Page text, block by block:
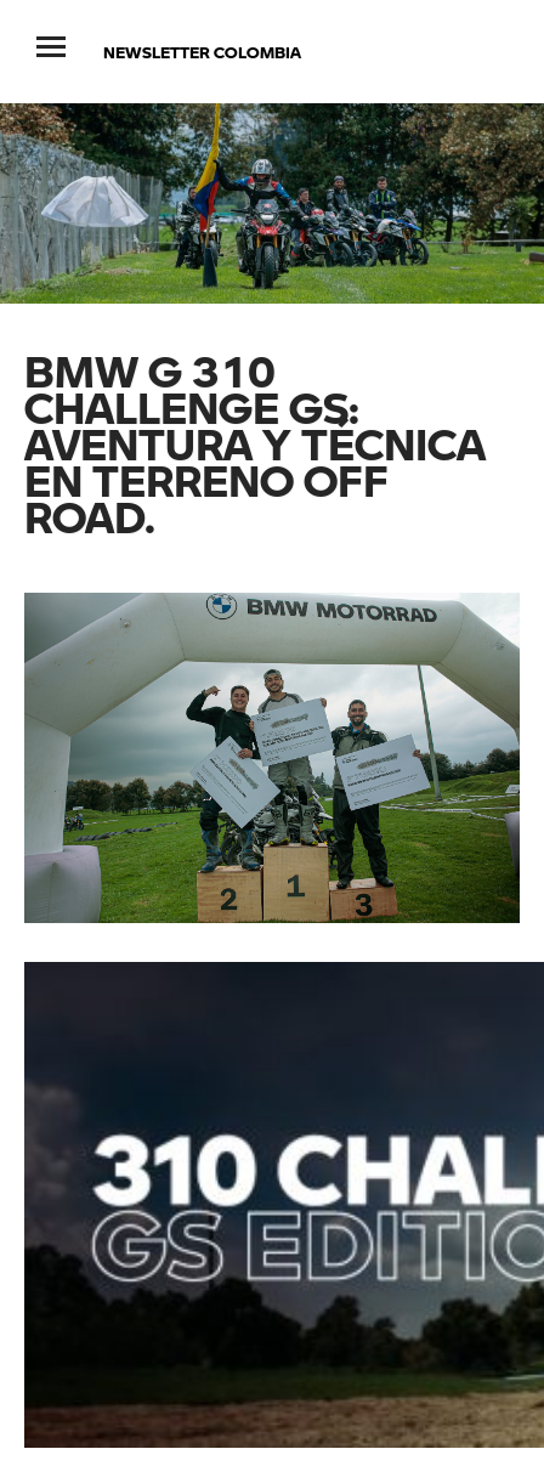
NEWSLETTER COLOMBIA
BMW G 310
CHALLENGE GS:
AVENTURA Y TÉCNICA
EN TERRENO OFF
ROAD.